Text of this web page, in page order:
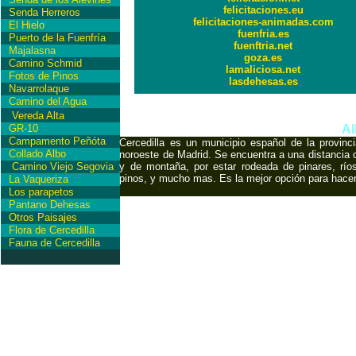
Senda Herreros
El Hielo
Puerto de la Fuenfría
Majalasna
Camino Schmid
Fotos de Pinos
Navarrolaque
Camino del Agua
Vereda Alta
GR-10
Campamento Peñóta
Collado Albo
Camino Viejo Segovia
La Vaqueriza
Los parapetos
Pantano Dehesas
Otros Paisajes
Flora de Cercedilla
Fauna de Cercedilla
felicitaciones.eu
felicitaciones-animadas.com
fuenfria.es
fuenftria.net
goza.es
lamaliciosa.net
lasdehesas.es
Cercedilla es un municipio español de la
noroeste de Madrid. Se encuentra a una
y de montaña, por estar rodeada de pinares,
pinos, y mucho mas. Es la mejor opción para